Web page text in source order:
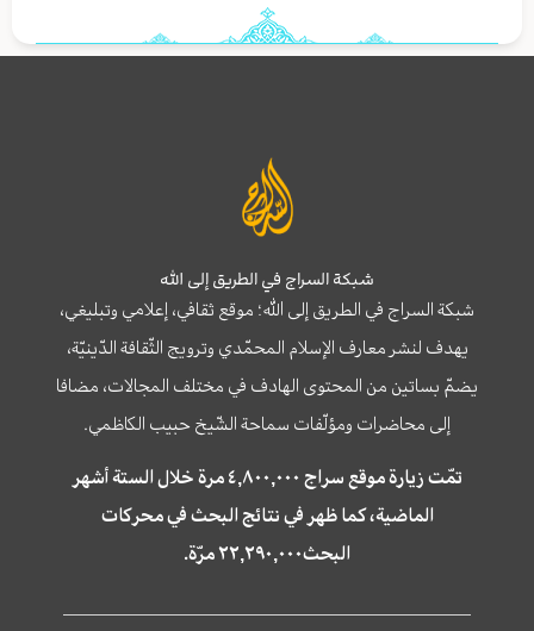
شبكة السراج في الطريق إلى الله
شبكة السراج في الطريق إلى الله؛ موقع ثقافي، إعلامي وتبليغي،
يهدف لنشر معارف الإسلام المحمّدي وترويج الثّقافة الدّينيّة،
يضمّ بساتين من المحتوى الهادف في مختلف المجالات، مضافا
إلى محاضرات ومؤلّفات سماحة الشّيخ حبيب الكاظمي.
تمّت زيارة موقع سراج ٤,٨٠٠,٠٠٠ مرة خلال الستة أشهر
الماضية، كما ظهر في نتائج البحث في محركات
البحث٢٢,٢٩٠,٠٠٠ مرّة.